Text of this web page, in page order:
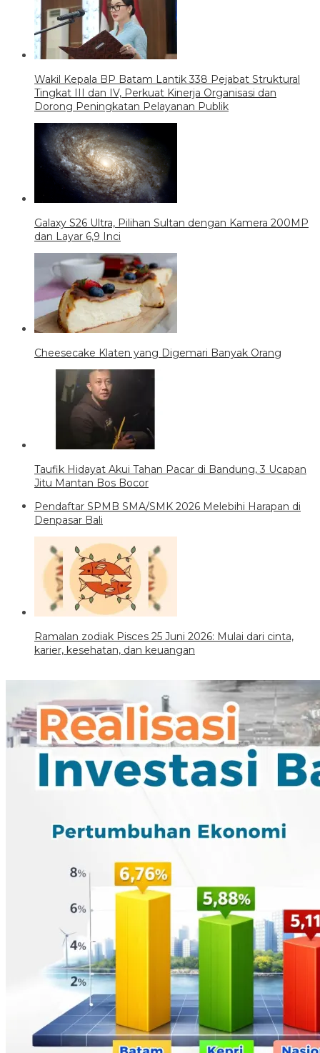
Wakil Kepala BP Batam Lantik 338 Pejabat Struktural
Tingkat III dan IV, Perkuat Kinerja Organisasi dan
Dorong Peningkatan Pelayanan Publik
Galaxy S26 Ultra, Pilihan Sultan dengan Kamera 200MP
dan Layar 6,9 Inci
Cheesecake Klaten yang Digemari Banyak Orang
Taufik Hidayat Akui Tahan Pacar di Bandung, 3 Ucapan
Jitu Mantan Bos Bocor
Pendaftar SPMB SMA/SMK 2026 Melebihi Harapan di
Denpasar Bali
Ramalan zodiak Pisces 25 Juni 2026: Mulai dari cinta,
karier, kesehatan, dan keuangan